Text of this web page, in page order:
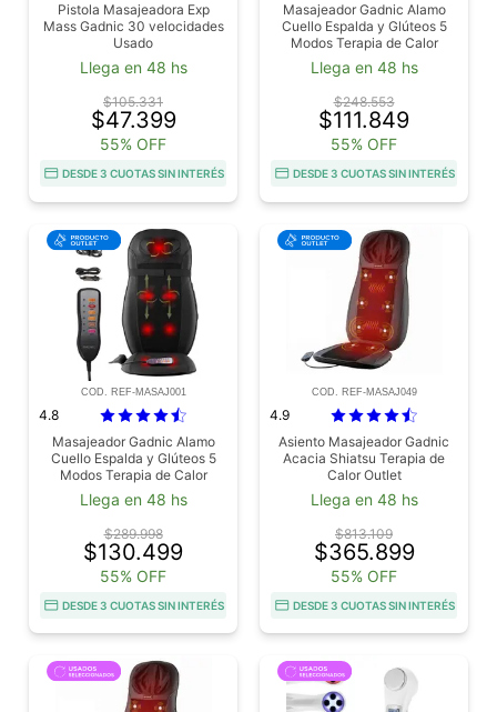
Pistola Masajeadora Exp
Mass Gadnic 30 velocidades
Usado
Llega en 48 hs
$105.331
$47.399
55% OFF
DESDE 3 CUOTAS SIN INTERÉS
Masajeador Gadnic Alamo
Cuello Espalda y Glúteos 5
Modos Terapia de Calor
Usado
Llega en 48 hs
$248.553
$111.849
55% OFF
DESDE 3 CUOTAS SIN INTERÉS
COD. REF-MASAJ001
4.8
Masajeador Gadnic Alamo
Cuello Espalda y Glúteos 5
Modos Terapia de Calor
Outlet
Llega en 48 hs
$289.998
$130.499
55% OFF
DESDE 3 CUOTAS SIN INTERÉS
COD. REF-MASAJ049
4.9
Asiento Masajeador Gadnic
Acacia Shiatsu Terapia de
Calor Outlet
Llega en 48 hs
$813.109
$365.899
55% OFF
DESDE 3 CUOTAS SIN INTERÉS